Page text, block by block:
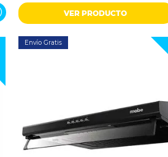
VER PRODUCTO
Envío Gratis